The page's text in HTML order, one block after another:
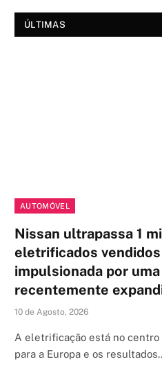
ÚLTIMAS
AUTOMÓVEL
Nissan ultrapassa 1
eletrificados vendidos
impulsionada por
recentemente
10 de Agosto, 2026
A eletrificação está no
para a Europa e os